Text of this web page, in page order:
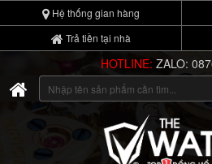
Hệ thống gian hàng
Trả tiền tại nhà
HOTLINE: ZALO: